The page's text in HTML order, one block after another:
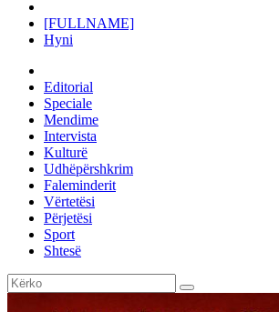
[FULLNAME]
Hyni
Editorial
Speciale
Mendime
Intervista
Kulturë
Udhëpërshkrim
Faleminderit
Vërtetësi
Përjetësi
Sport
Shtesë